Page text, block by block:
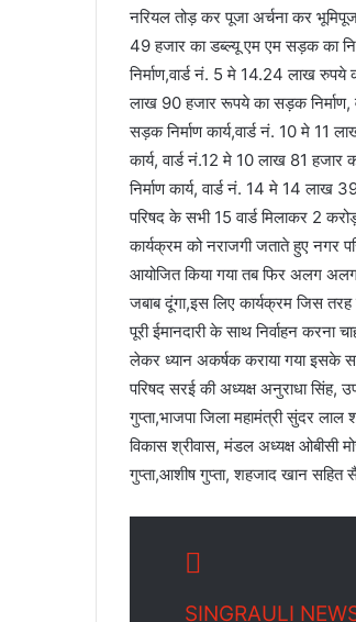
नरियल तोड़ कर पूजा अर्चना कर
49 हजार का डब्ल्यू एम एम सड़क का
निर्माण,वार्ड नं. 5 मे 14.24 लाख रुपये
लाख 90 हजार रूपये का सड़क निर्माण,
सड़क निर्माण कार्य,वार्ड नं. 10 मे 11
कार्य, वार्ड नं.12 मे 10 लाख 81 हजार
निर्माण कार्य, वार्ड नं. 14 मे 14 लाख
परिषद के सभी 15 वार्ड मिलाकर 2
कार्यक्रम को नराजगी जताते हुए नगर
आयोजित किया गया तब फिर अलग अलग
जबाब दूंगा,इस लिए कार्यक्रम जिस तरह
पूरी ईमानदारी के साथ निर्वाहन
लेकर ध्यान अकर्षक कराया गया इसके
परिषद सरई की अध्यक्ष अनुराधा सिंह,
गुप्ता,भाजपा जिला महामंत्री सुंदर
विकास श्रीवास, मंडल अध्यक्ष ओबीसी
गुप्ता,आशीष गुप्ता, शहजाद खान सहित
SINGRAULI